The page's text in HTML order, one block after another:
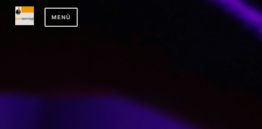
Zum
Inhalt
MENÜ